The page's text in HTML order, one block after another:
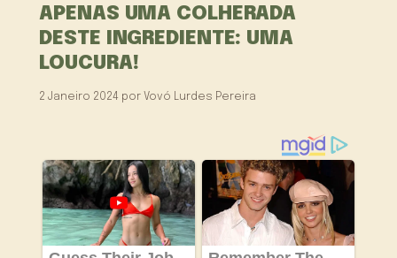
APENAS UMA COLHERADA
DESTE INGREDIENTE: UMA
LOUCURA!
2 Janeiro 2024 por Vovó Lurdes Pereira